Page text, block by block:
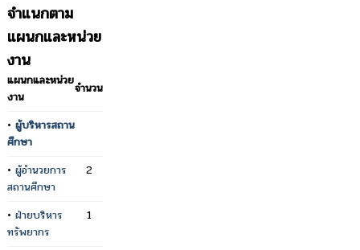
จำแนกตาม
แผนกและหน่วย
งาน
แผนกและหน่วย
งาน
จำนวน
• ผู้บริหารสถาน
ศึกษา
• ผู้อำนวยการ
สถานศึกษา
2
• ฝ่ายบริหาร
ทรัพยากร
1